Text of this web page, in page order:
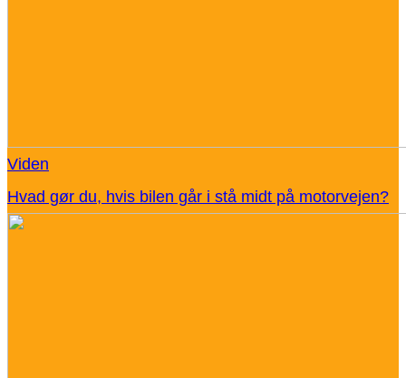
Viden
Hvad gør du, hvis bilen går i stå midt på motorvejen?